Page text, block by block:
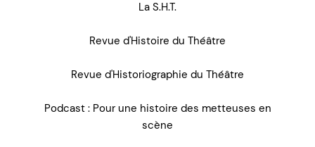
La S.H.T.
Revue d'Histoire du Théâtre
Revue d'Historiographie du Théâtre
Podcast : Pour une histoire des metteuses en
scène